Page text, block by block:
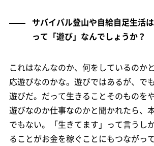
サバイバル登山や自給自足生活
って「遊び」なんでしょうか？
これはなんなのか、何をしているのか
応遊びなのかな。遊びではあるが、で
遊びだ。だって生きることそのものを
遊びなのか仕事なのかと聞かれたら、
でもない。「生きてます」って言うし
ることがお金を稼ぐことにもつながっ